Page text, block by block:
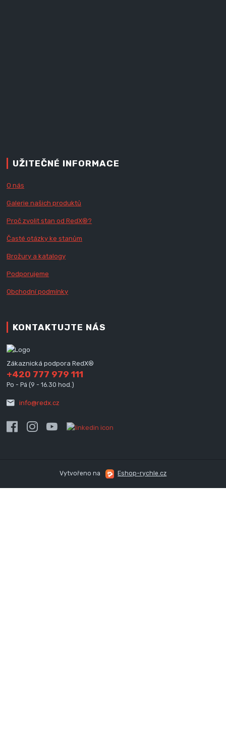
UŽITEČNÉ INFORMACE
O nás
Galerie našich produktů
Proč zvolit stan od RedX®?
Časté otázky ke stanům
Brožury a katalogy
Podporujeme
Obchodní podmínky
KONTAKTUJTE NÁS
Zákaznická podpora RedX®
+420 777 979 111
Po - Pá (9 - 16.30 hod.)
info@redx.cz
Vytvořeno na Eshop-rychle.cz